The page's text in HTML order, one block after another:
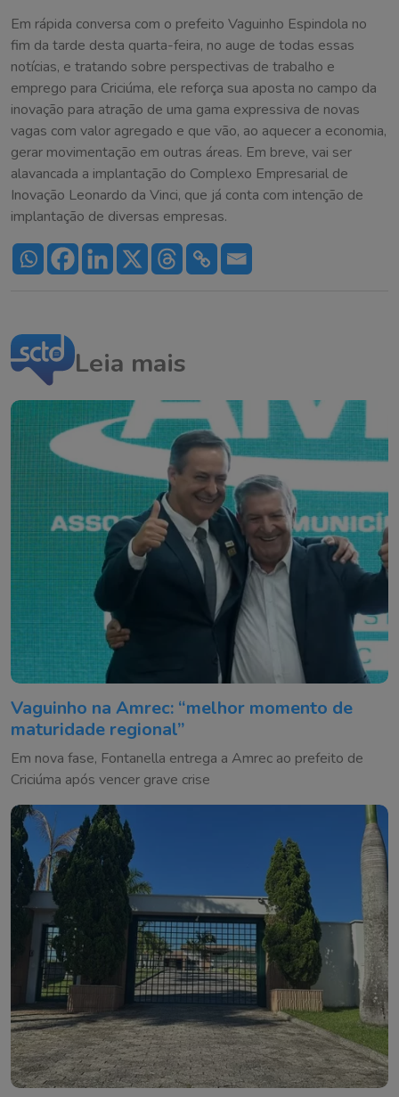
Em rápida conversa com o prefeito Vaguinho Espindola no
fim da tarde desta quarta-feira, no auge de todas essas
notícias, e tratando sobre perspectivas de trabalho e
emprego para Criciúma, ele reforça sua aposta no campo da
inovação para atração de uma gama expressiva de novas
vagas com valor agregado e que vão, ao aquecer a economia,
gerar movimentação em outras áreas. Em breve, vai ser
alavancada a implantação do Complexo Empresarial de
Inovação Leonardo da Vinci, que já conta com intenção de
implantação de diversas empresas.
Leia mais
Vaguinho na Amrec: “melhor momento de
maturidade regional”
Em nova fase, Fontanella entrega a Amrec ao prefeito de
Criciúma após vencer grave crise